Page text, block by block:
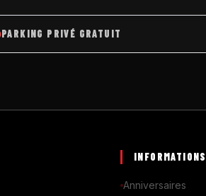
PARKING PRIVÉ GRATUIT
INFORMATIONS
Anniversaires